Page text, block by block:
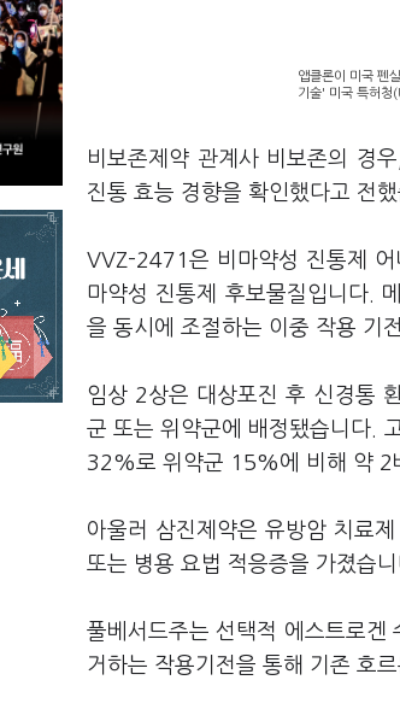
앱클론이 미국 펜
기술' 미국 특허청
비보존제약 관계사 비보존의 경
진통 효능 경향을 확인했다고 전했
VVZ-2471은 비마약성 진통제 어
마약성 진통제 후보물질입니다.
을 동시에 조절하는 이중 작용 기
임상 2상은 대상포진 후 신경통
군 또는 위약군에 배정됐습니다.
32%로 위약군 15%에 비해 약 2
아울러 삼진제약은 유방암 치료
또는 병용 요법 적응증을 가졌습니
풀베서드주는 선택적 에스트로겐
거하는 작용기전을 통해 기존 호